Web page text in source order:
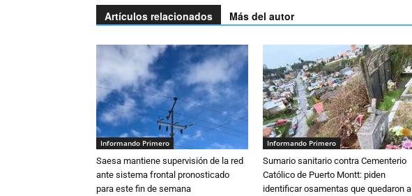
Artículos relacionados Más del autor
Informando Primero
Saesa mantiene supervisión de la red
ante sistema frontal pronosticado
para este fin de semana
Informando Primero
Sumario sanitario contra Cementerio
Católico de Puerto Montt: piden
identificar osamentas que quedaron al